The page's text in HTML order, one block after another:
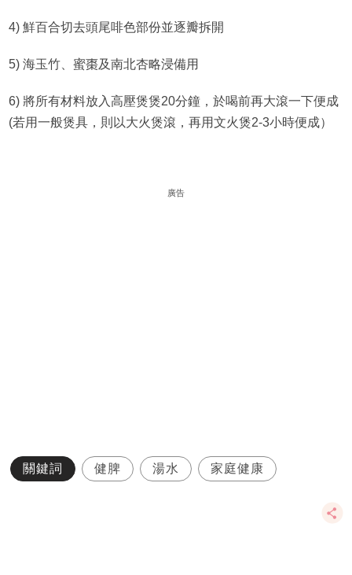
4) 鮮百合切去頭尾啡色部份並逐瓣拆開
5) 海玉竹、蜜棗及南北杏略浸備用
6) 將所有材料放入高壓煲煲20分鐘，於喝前再大滾一下便成
(若用一般煲具，則以大火煲滾，再用文火煲2-3小時便成）
廣告
關鍵詞 健脾 湯水 家庭健康